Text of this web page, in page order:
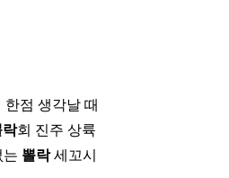
점 생각날 때
회 진주 상륙
뽈락세꼬시